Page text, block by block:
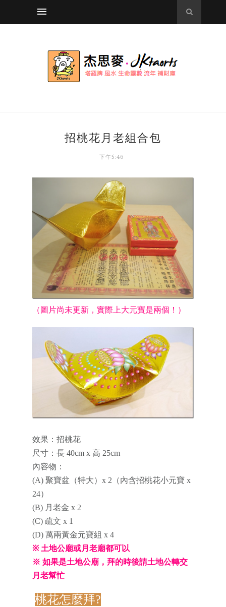
招桃花月老組合包
下午5:46
（圖片尚未更新，實際上大元寶是兩個！）
效果：招桃花
尺寸：長 40cm x 高 25cm
內容物：
(A) 聚寶盆（特大）x 2（內含招桃花小元寶 x
24）
(B) 月老金 x 2
(C) 疏文 x 1
(D) 萬兩黃金元寶組 x 4
※ 土地公廟或月老廟都可以
※ 如果是土地公廟，拜的時後請土地公轉交
月老幫忙
桃花怎麼拜?